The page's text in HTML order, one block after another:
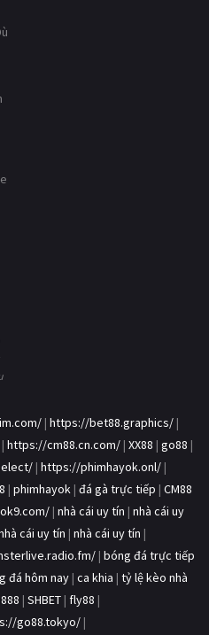
| https://bet88.graphics/ |
| https://cm88.cn.com/ | XX88 | go88 |
| https://phimhayok.onl/ |
| phimhayok | đá gà trực tiếp | CM88
| nhà cái uy tín | nhà cái uy
cái uy tín | nhà cái uy tín |
| bóng đá trực tiếp
đá hôm nay | ca khia | tỷ lệ kèo nhà
| SHBET | fly88 |
go88.tokyo/ |